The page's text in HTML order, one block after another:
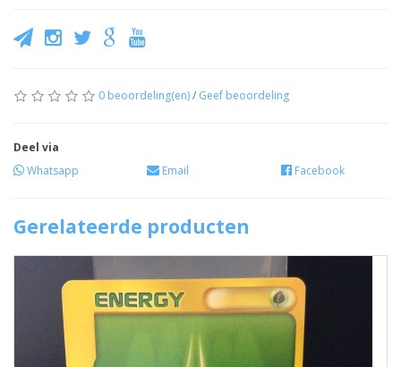
0 beoordeling(en)/ Geef beoordeling
Deel via
Whatsapp
Email Facebook
Gerelateerde producten